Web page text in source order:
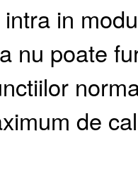
in
nu poate
de